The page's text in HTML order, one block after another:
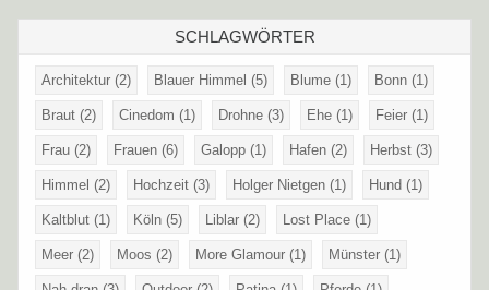
SCHLAGWÖRTER
Architektur (2) Blauer Himmel (5) Blume (1) Bonn (1)
Braut (2) Cinedom (1) Drohne (3) Ehe (1) Feier (1)
Frau (2) Frauen (6) Galopp (1) Hafen (2) Herbst (3)
Himmel (2) Hochzeit (3) Holger Nietgen (1) Hund (1)
Kaltblut (1) Köln (5) Liblar (2) Lost Place (1)
Meer (2) Moos (2) More Glamour (1) Münster (1)